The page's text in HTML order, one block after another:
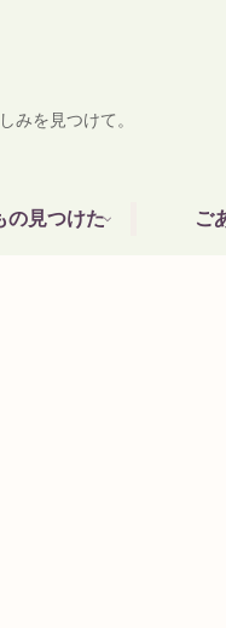
を見つけて。
の見つけた ご